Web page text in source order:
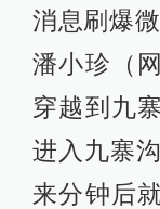
消息刷爆
潘小珍（
穿越到九
进入九寨
来分钟后